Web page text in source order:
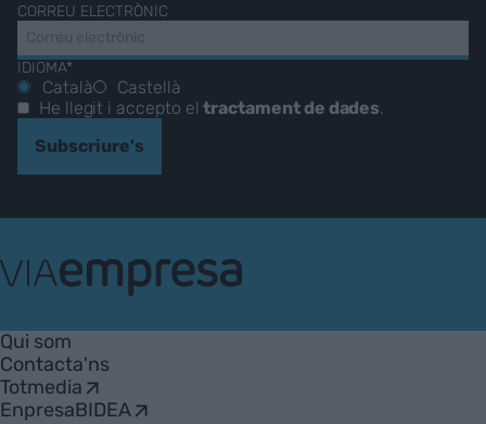
CORREU ELECTRÒNIC
IDIOMA*
Català
Castellà
He llegit i accepto eltractament de dades.
Subscriure's
Empresa
Qui som
Contacta'ns
Totmedia
EnpresaBIDEA